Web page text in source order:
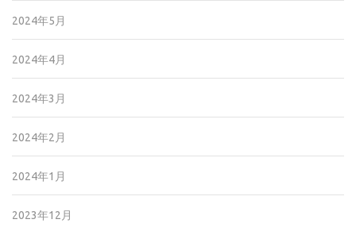
2024年5月
2024年4月
2024年3月
2024年2月
2024年1月
2023年12月